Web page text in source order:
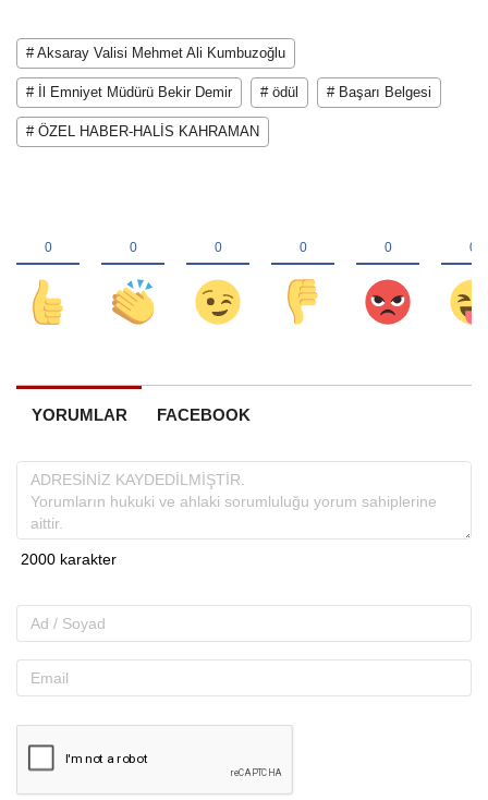
# Aksaray Valisi Mehmet Ali Kumbuzoğlu
# İl Emniyet Müdürü Bekir Demir # ödül # Başarı Belgesi
# ÖZEL HABER-HALİS KAHRAMAN
YORUMLAR FACEBOOK